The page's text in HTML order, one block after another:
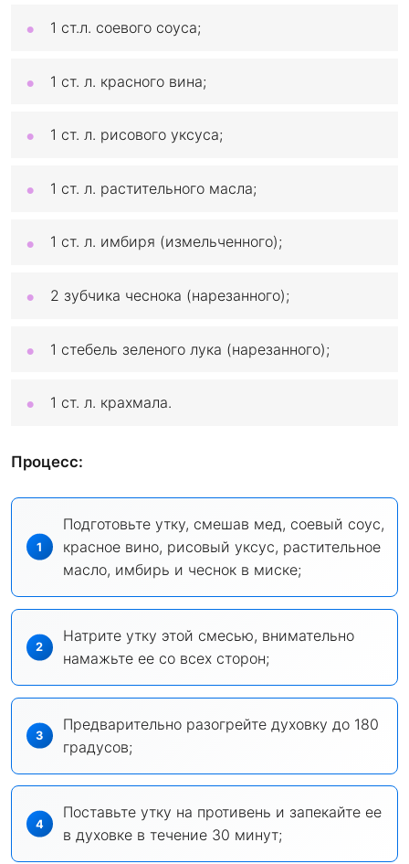
1 ст.л. соевого соуса;
1 ст. л. красного вина;
1 ст. л. рисового уксуса;
1 ст. л. растительного масла;
1 ст. л. имбиря (измельченного);
2 зубчика чеснока (нарезанного);
1 стебель зеленого лука (нарезанного);
1 ст. л. крахмала.
Процесс:
Подготовьте утку, смешав мед, соевый соус,
красное вино, рисовый уксус, растительное
масло, имбирь и чеснок в миске;
Натрите утку этой смесью, внимательно
намажьте ее со всех сторон;
Предварительно разогрейте духовку до 180
градусов;
Поставьте утку на противень и запекайте ее
в духовке в течение 30 минут;